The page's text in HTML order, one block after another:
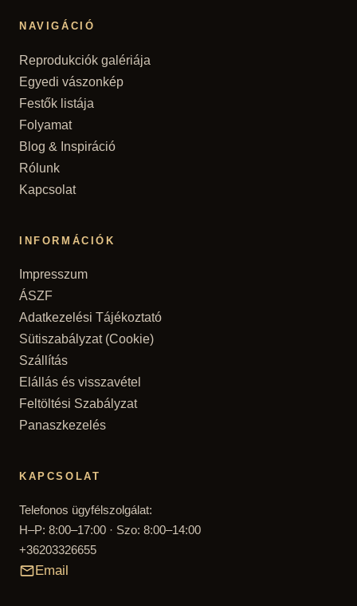
NAVIGÁCIÓ
Reprodukciók galériája
Egyedi vászonkép
Festők listája
Folyamat
Blog & Inspiráció
Rólunk
Kapcsolat
INFORMÁCIÓK
Impresszum
ÁSZF
Adatkezelési Tájékoztató
Sütiszabályzat (Cookie)
Szállítás
Elállás és visszavétel
Feltöltési Szabályzat
Panaszkezelés
KAPCSOLAT
Telefonos ügyfélszolgálat:
H–P: 8:00–17:00 · Szo: 8:00–14:00
+36203326655
Email